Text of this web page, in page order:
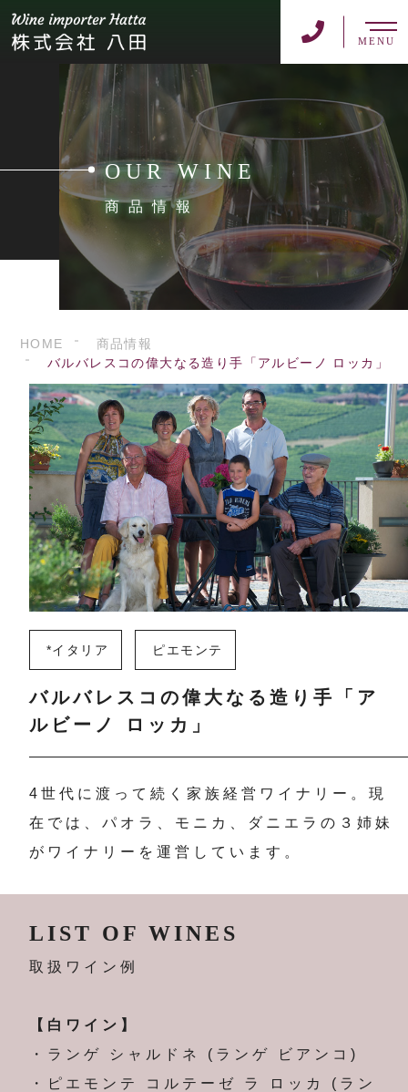
MENU
OUR WINE
商品情報
HOME
商品情報
バルバレスコの偉大なる造り手「アルビーノ ロッカ」
*イタリア ピエモンテ
バルバレスコの偉大なる造り手「ア
ルビーノ ロッカ」
4世代に渡って続く家族経営ワイナリー。現
在では、パオラ、モニカ、ダニエラの３姉妹
がワイナリーを運営しています。
LIST OF WINES
取扱ワイン例
【白ワイン】
・ランゲ シャルドネ (ランゲ ビアンコ)
・ピエモンテ コルテーゼ ラ ロッカ (ラン